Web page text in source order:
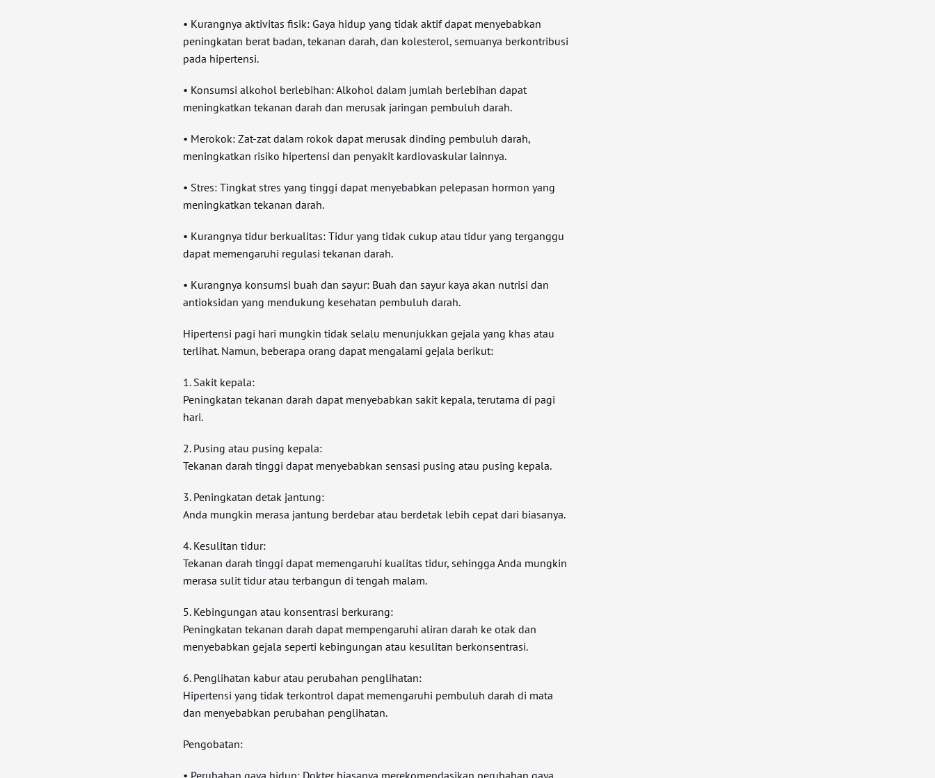
• Kurangnya aktivitas fisik: Gaya hidup yang tidak aktif dapat menyebabkan
peningkatan berat badan, tekanan darah, dan kolesterol, semuanya berkontribusi
pada hipertensi.
• Konsumsi alkohol berlebihan: Alkohol dalam jumlah berlebihan dapat
meningkatkan tekanan darah dan merusak jaringan pembuluh darah.
• Merokok: Zat-zat dalam rokok dapat merusak dinding pembuluh darah,
meningkatkan risiko hipertensi dan penyakit kardiovaskular lainnya.
• Stres: Tingkat stres yang tinggi dapat menyebabkan pelepasan hormon yang
meningkatkan tekanan darah.
• Kurangnya tidur berkualitas: Tidur yang tidak cukup atau tidur yang terganggu
dapat memengaruhi regulasi tekanan darah.
• Kurangnya konsumsi buah dan sayur: Buah dan sayur kaya akan nutrisi dan
antioksidan yang mendukung kesehatan pembuluh darah.
Hipertensi pagi hari mungkin tidak selalu menunjukkan gejala yang khas atau
terlihat. Namun, beberapa orang dapat mengalami gejala berikut:
1. Sakit kepala:
Peningkatan tekanan darah dapat menyebabkan sakit kepala, terutama di pagi
hari.
2. Pusing atau pusing kepala:
Tekanan darah tinggi dapat menyebabkan sensasi pusing atau pusing kepala.
3. Peningkatan detak jantung:
Anda mungkin merasa jantung berdebar atau berdetak lebih cepat dari biasanya.
4. Kesulitan tidur:
Tekanan darah tinggi dapat memengaruhi kualitas tidur, sehingga Anda mungkin
merasa sulit tidur atau terbangun di tengah malam.
5. Kebingungan atau konsentrasi berkurang:
Peningkatan tekanan darah dapat mempengaruhi aliran darah ke otak dan
menyebabkan gejala seperti kebingungan atau kesulitan berkonsentrasi.
6. Penglihatan kabur atau perubahan penglihatan:
Hipertensi yang tidak terkontrol dapat memengaruhi pembuluh darah di mata
dan menyebabkan perubahan penglihatan.
Pengobatan:
• Perubahan gaya hidup: Dokter biasanya merekomendasikan perubahan gaya